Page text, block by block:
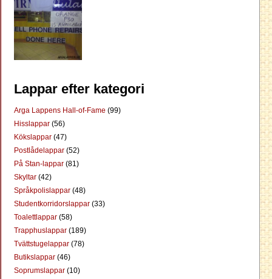
Lappar efter kategori
Arga Lappens Hall-of-Fame (99)
Hisslappar (56)
Kökslappar (47)
Postlådelappar (52)
På Stan-lappar (81)
Skyltar (42)
Språkpolislappar (48)
Studentkorridorslappar (33)
Toalettlappar (58)
Trapphuslappar (189)
Tvättstugelappar (78)
Butikslappar (46)
Soprumslappar (10)